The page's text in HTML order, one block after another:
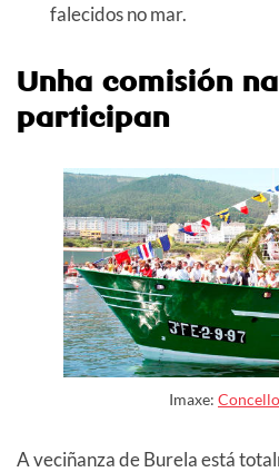
falecidos no mar.
Unha comisión
participan
Imaxe:
A veciñanza de Burela está